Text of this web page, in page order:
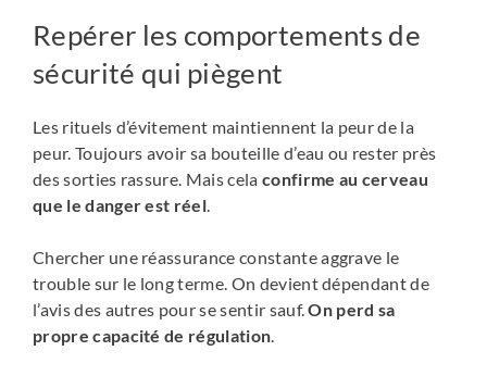
Repérer les comportements de
sécurité qui piègent
Les rituels d’évitement maintiennent la peur de la
peur. Toujours avoir sa bouteille d’eau ou rester près
des sorties rassure. Mais cela confirme au cerveau
que le danger est réel.
Chercher une réassurance constante aggrave le
trouble sur le long terme. On devient dépendant de
l’avis des autres pour se sentir sauf.On perd sa
propre capacité de régulation.